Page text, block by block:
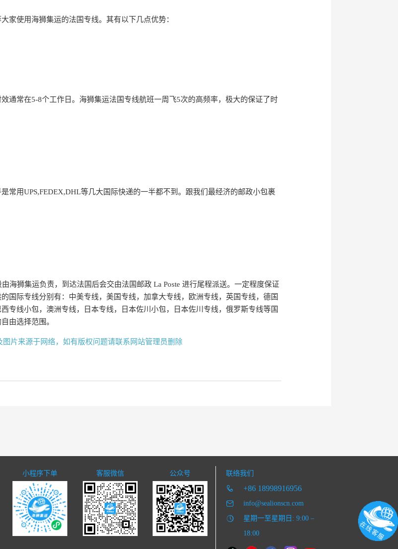
家使用海狮集运的法国专线。其有以下几点优势：
通常在5-8个工作日。海狮集运法国专线航班一周飞5次的高频率，极大的保证了时
常用UPS,FEDEX,DHL等几大国际快递的一半都不到。跟我们最经济的邮政小包裹
海狮集运负责，到达法国后会交由法国邮政 La Poste 进行尾程派送。一定程度保证
国际专线分别有：中美专线，美国专线，加拿大专线，欧洲专线，英国专线，德国
专线小包，澳洲专线，日本专线，日本佐川小包，日本佐川专线，俄罗斯专线等国
由选择范围。
图片来源于网络，如有版权问题请联系网站管理员删除
小程序下单 客服微信 公众号 联络我们
+86 18998916956
info@sealionscn.com
星期一至星期日: 9:00 –
18:00